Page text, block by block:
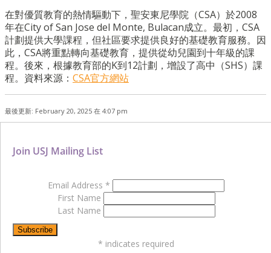
在對優質教育的熱情驅動下，聖安東尼學院（CSA）於2008
年在City of San Jose del Monte, Bulacan成立。最初，CSA
計劃提供大學課程，但社區要求提供良好的基礎教育服務。因
此，CSA將重點轉向基礎教育，提供從幼兒園到十年級的課
程。後來，根據教育部的K到12計劃，增設了高中（SHS）課
程。資料來源： CSA官方網站
最後更新: February 20, 2025 在 4:07 pm
Join USJ Mailing List
Email Address *
First Name
Last Name
* indicates required